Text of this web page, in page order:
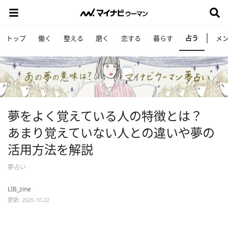
トップ 働く 整える 磨く 恋する 暮らす 占う メ
夢をよく覚えている人の特徴とは？
あまり覚えていない人との違いや夢の
活用方法を解説
夢占い
LIB_zine
更新: 2025.10.22